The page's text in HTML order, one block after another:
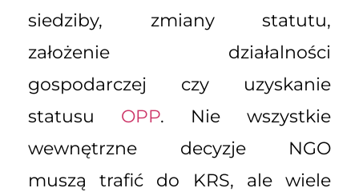
siedziby, zmiany statutu,
założenie działalności
gospodarczej czy uzyskanie
statusu OPP. Nie wszystkie
wewnętrzne decyzje NGO
muszą trafić do KRS, ale wiele